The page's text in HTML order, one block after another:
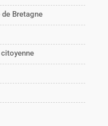
Bretagne